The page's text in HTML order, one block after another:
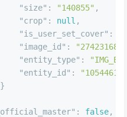
"format"
: "png",
"size" : "140855"
"crop": null
"is_user_set_cover":
"image_id": "27423168"
"entity_type"
: